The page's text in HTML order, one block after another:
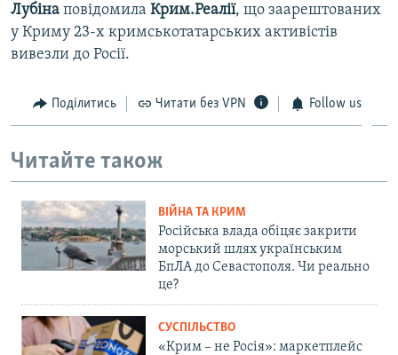
Лубіна повідомила Крим.Реалії, що заарештованих
у Криму 23-х кримськотатарських активістів
вивезли до Росії.
Поділитись Читати без VPN Follow us
Читайте також
ВІЙНА ТА КРИМ
Російська влада обіцяє закрити
морський шлях українським
БпЛА до Севастополя. Чи реально
це?
СУСПІЛЬСТВО
«Крим – не Росія»: маркетплейс